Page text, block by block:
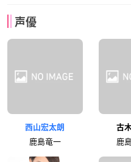
声優
西山宏太朗
鹿島竜一
古
鹿